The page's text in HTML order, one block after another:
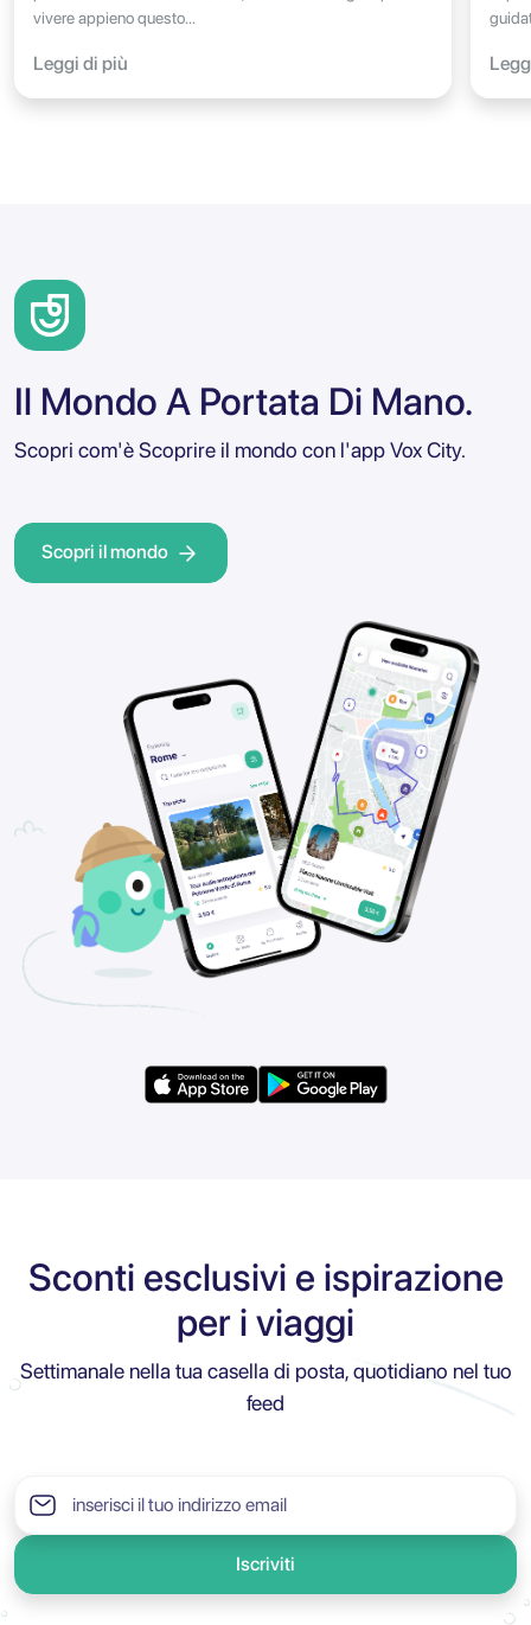
vivere appieno questo...
Leggi di più
Il Mondo A Portata Di Mano.
Scopri com'è Scoprire il mondo con l'app Vox City.
Scopri il mondo
Sconti esclusivi e ispirazione
per i viaggi
Settimanale nella tua casella di posta, quotidiano nel tuo
feed
Iscriviti